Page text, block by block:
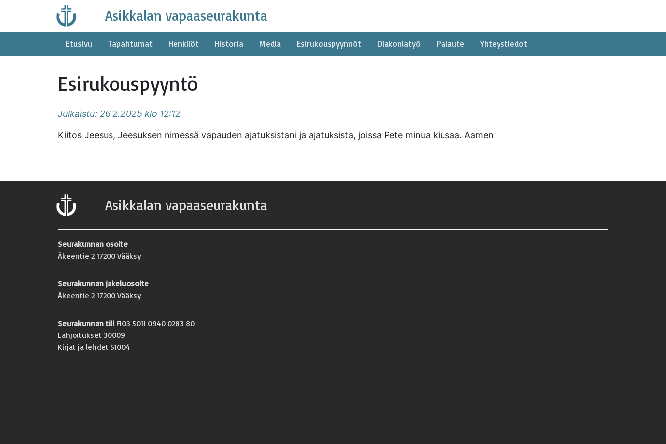
content
Asikkalan vapaaseurakunta
Etusivu Tapahtumat Henkilöt Historia Media Esirukouspyynnöt Diakoniatyö Palaute Yhteystiedot
Esirukouspyyntö
Julkaistu: 26.2.2025 klo 12:12
Kiitos Jeesus, Jeesuksen nimessä vapauden ajatuksistani ja ajatuksista, joissa Pete minua kiusaa. Aamen
Asikkalan vapaaseurakunta
Seurakunnan osoite
Äkeentie 2 17200 Vääksy
Seurakunnan jakeluosoite
Äkeentie 2 17200 Vääksy
Seurakunnan tili FI03 5011 0940 0283 80
Lahjoitukset 30009
Kirjat ja lehdet 51004